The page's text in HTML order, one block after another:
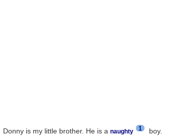
Donny is my little brother. He is a naughty 1 boy.